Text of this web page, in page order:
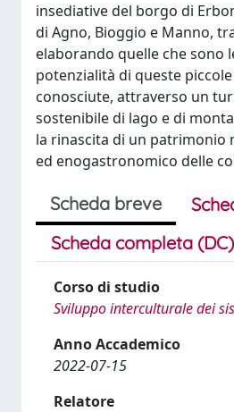
insediative del borgo di
di Agno, Bioggio e Manno,
elaborando quelle che sono
potenzialità di queste
conosciute, attraverso un
sostenibile di lago e di
la rinascita di un patrimonio
ed enogastronomico delle
Scheda breve
Scheda completa (DC)
Corso di studio
Sviluppo interculturale dei
Anno Accademico
2022-07-15
Relatore